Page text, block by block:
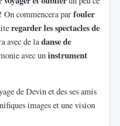
On commencera parfouler
regarder les spectacles de
avec de ladanse de
avec uninstrument
de Devin et des ses amis
images et une vision